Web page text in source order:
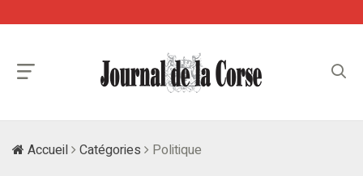
Accueil Catégories Politique